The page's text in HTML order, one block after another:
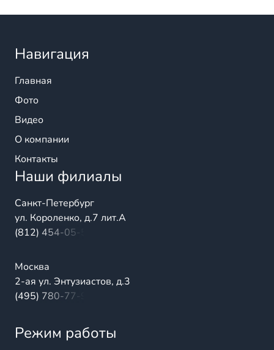
Навигация
Главная
Фото
Видео
О компании
Контакты
Наши филиалы
Санкт-Петербург
ул. Короленко, д.7 лит.А
(812) 454-05-54
Москва
2-ая ул. Энтузиастов, д.3
(495) 780-77-98
Режим работы